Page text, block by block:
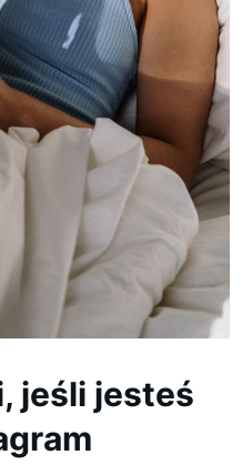
jeśli jesteś